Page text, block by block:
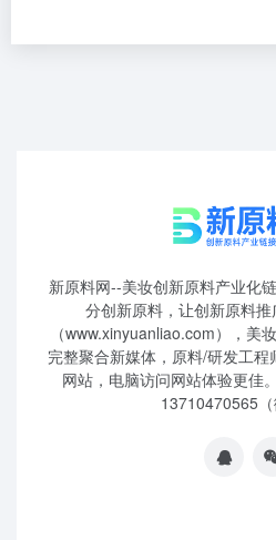
新原料网--美妆创新原料产业化
分创新原料，让创新原料
（www.xinyuanliao.com），美
完整聚合新媒体，原料/研发工
网站，电脑访问网站体验更佳
13710470565（